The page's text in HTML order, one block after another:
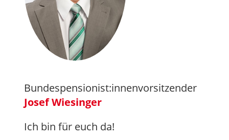
Bundespensionist:innenvorsitzender
Josef Wiesinger
Ich bin für euch da!